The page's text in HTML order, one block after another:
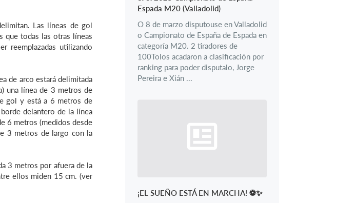
Las líneas de gol
que todas las otras líneas
reemplazadas utilizando
de arco estará delimitada
una línea de 3 metros de
gol y está a 6 metros de
delantero de la línea
6 metros (medidos desde
3 metros de largo con la
3 metros por afuera de la
ellos miden 15 cm. (ver
Espada M20 (Valladolid)
O 8 de marzo disputouse en Valladolid
o Campionato de España de Espada en
categoría M20. 2 tiradores de
100Tolos acadaron a clasificación por
ranking para poder disputalo, Jorge
Pereira e Xián ...
¡EL SUEÑO ESTÁ EN MARCHA! ⚽✨